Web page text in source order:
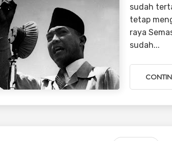
sudah
tetap
raya
sudah...